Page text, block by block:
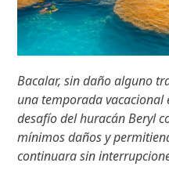
Bacalar, sin daño alguno
una temporada vacacional
desafío del huracán Beryl
mínimos daños y
continuara sin